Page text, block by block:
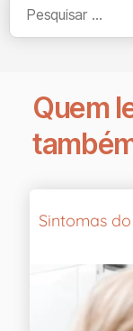
Quem
Sintomas